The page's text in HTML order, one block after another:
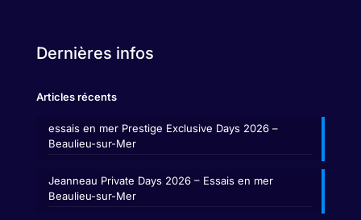
Dernières infos
Articles récents
essais en mer Prestige Exclusive Days 2026 –
Beaulieu-sur-Mer
Jeanneau Private Days 2026 – Essais en mer
Beaulieu-sur-Mer